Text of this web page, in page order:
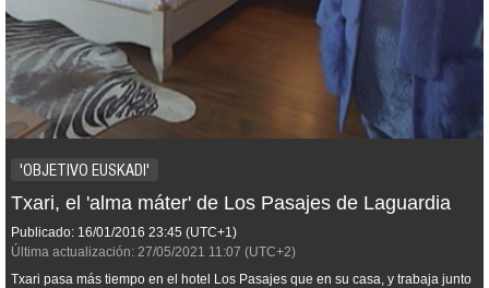
'OBJETIVO EUSKADI'
Txari, el 'alma máter' de Los Pasajes de Laguardia
Publicado: 16/01/2016 23:45 (UTC+1)
Última actualización: 27/05/2021 11:07 (UTC+2)
Txari pasa más tiempo en el hotel Los Pasajes que en su casa, y trabaja junto